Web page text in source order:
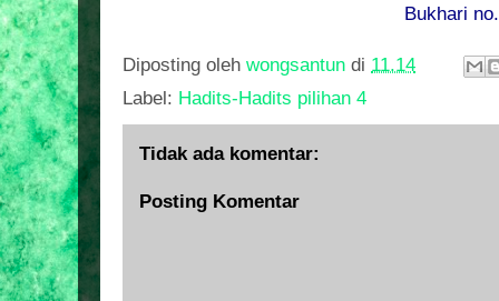
Bukhari
Diposting oleh wongsantun di 11.14
Label: Hadits-Hadits pilihan 4
Tidak ada komentar:
Posting Komentar